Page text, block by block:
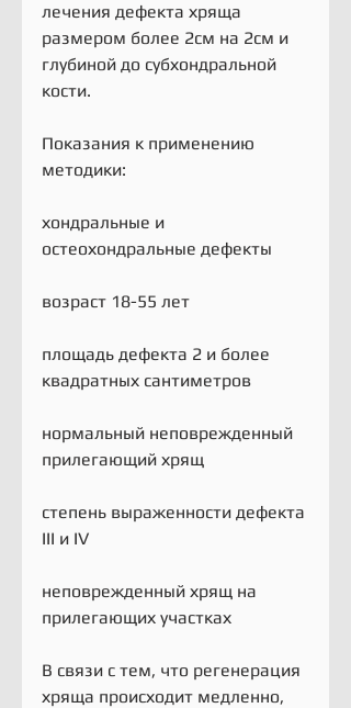
лечения дефекта хряща
размером более 2см на 2см и
глубиной до субхондральной
кости.
Показания к применению
методики:
хондральные и
остеохондральные дефекты
возраст 18-55 лет
площадь дефекта 2 и более
квадратных сантиметров
нормальный неповрежденный
прилегающий хрящ
степень выраженности дефекта
III и IV
неповрежденный хрящ на
прилегающих участках
В связи с тем, что регенерация
хряща происходит медленно,